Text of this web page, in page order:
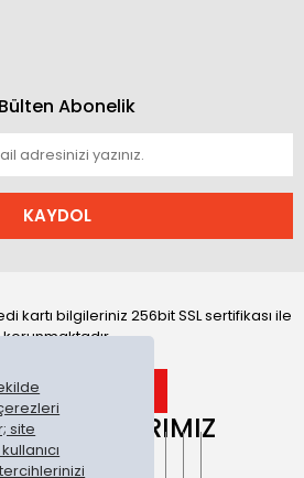
site
Abonelik
KAYDOL
kartı bilgileriniz 256bit SSL sertifikası ile
korunmaktadır.